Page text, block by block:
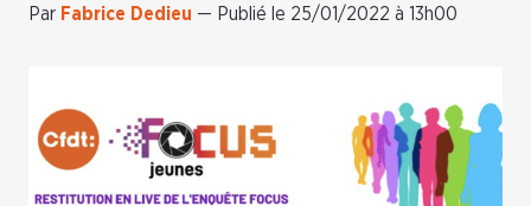
Par Fabrice Dedieu — Publié le 25/01/2022 à 13h00